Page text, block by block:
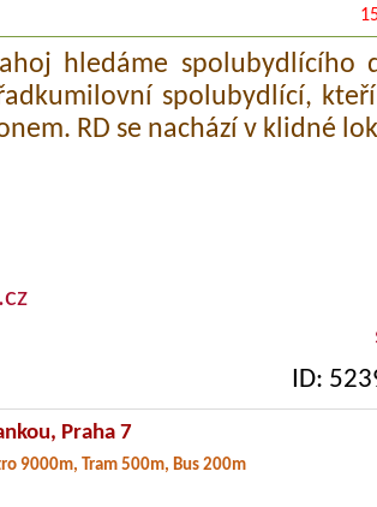
hledáme spolubydlícího
spolubydlící,
RD se nachází v klidné
ID:
, Praha 7
9000m, Tram 500m, Bus 200m